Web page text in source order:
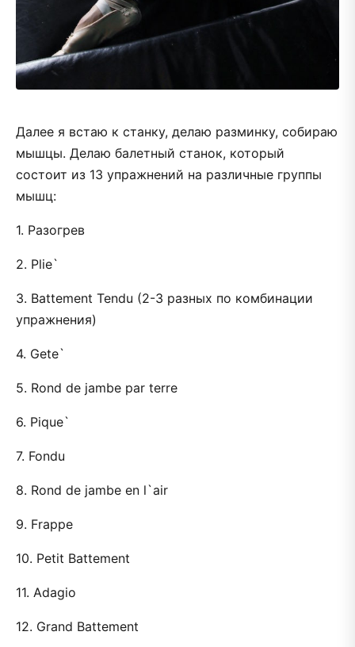
Далее я встаю к станку, делаю разминку, собираю
мышцы. Делаю балетный станок, который
состоит из 13 упражнений на различные группы
мышц:
1. Разогрев
2. Plie`
3. Battement Tendu (2-3 разных по комбинации
упражнения)
4. Gete`
5. Rond de jambe par terre
6. Pique`
7. Fondu
8. Rond de jambe en l`air
9. Frappe
10. Petit Battement
11. Adagio
12. Grand Battement